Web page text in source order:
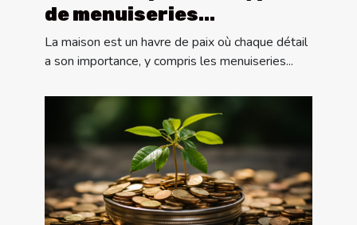
de menuiseries
extérieures : pergolas,
portes et volets
La maison est un havre de paix où chaque détail
a son importance, y compris les menuiseries...